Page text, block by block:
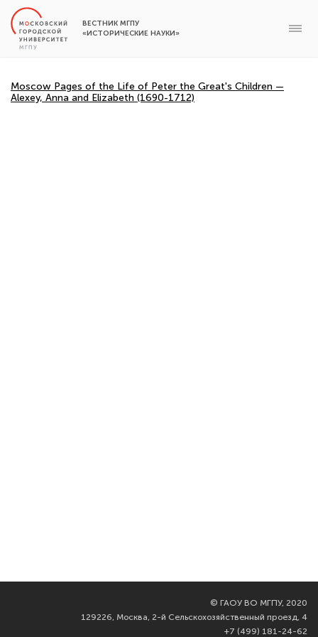
ВЕСТНИК МГПУ
«ИСТОРИЧЕСКИЕ НАУКИ»
Moscow Pages of the Life of Peter the Great's Children —
Alexey, Anna and Elizabeth (1690-1712)
© ГАОУ ВО МГПУ, 2020
129226, Москва, 2-й Сельскохозяйственный проезд, 4
+7 (499) 181-24-62